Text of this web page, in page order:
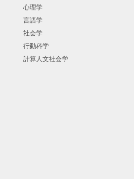
心理学
言語学
社会学
行動科学
計算人文社会学